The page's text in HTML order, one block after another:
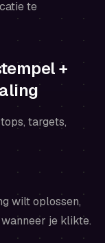
te
+
targets,
wilt oplossen,
wanneer je klikte.